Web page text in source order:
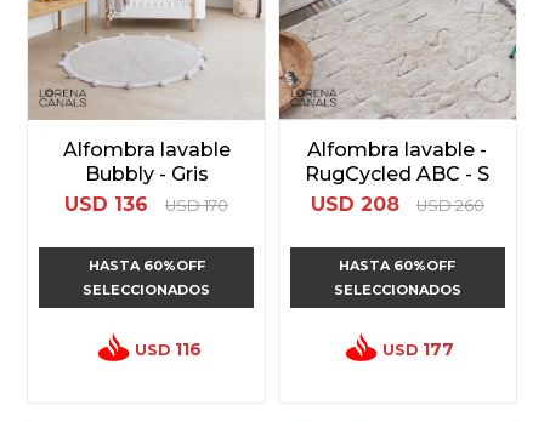
Alfombra lavable
Bubbly - Gris
USD 136 USD 170
HASTA 60%OFF
SELECCIONADOS
USD 116
Alfombra lavable -
RugCycled ABC - S
USD 208 USD 260
HASTA 60%OFF
SELECCIONADOS
USD 177